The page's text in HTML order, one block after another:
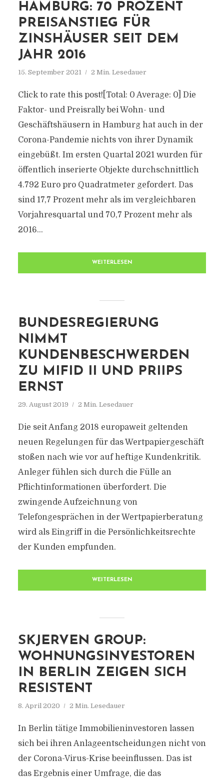
HAMBURG: 70 PROZENT
PREISANSTIEG FÜR
ZINSHÄUSER SEIT DEM
JAHR 2016
15. September 2021 2 Min. Lesedauer
Click to rate this post![Total: 0 Average: 0] Die
Faktor- und Preisrally bei Wohn- und
Geschäftshäusern in Hamburg hat auch in der
Corona-Pandemie nichts von ihrer Dynamik
eingebüßt. Im ersten Quartal 2021 wurden für
öffentlich inserierte Objekte durchschnittlich
4.792 Euro pro Quadratmeter gefordert. Das
sind 17,7 Prozent mehr als im vergleichbaren
Vorjahresquartal und 70,7 Prozent mehr als
2016...
WEITERLESEN
BUNDESREGIERUNG
NIMMT
KUNDENBESCHWERDEN
ZU MIFID II UND PRIIPS
ERNST
29. August 2019 2 Min. Lesedauer
Die seit Anfang 2018 europaweit geltenden
neuen Regelungen für das Wertpapiergeschäft
stoßen nach wie vor auf heftige Kundenkritik.
Anleger fühlen sich durch die Fülle an
Pflichtinformationen überfordert. Die
zwingende Aufzeichnung von
Telefongesprächen in der Wertpapierberatung
wird als Eingriff in die Persönlichkeitsrechte
der Kunden empfunden.
WEITERLESEN
SKJERVEN GROUP:
WOHNUNGSINVESTOREN
IN BERLIN ZEIGEN SICH
RESISTENT
8. April 2020 2 Min. Lesedauer
In Berlin tätige Immobilieninvestoren lassen
sich bei ihren Anlageentscheidungen nicht von
der Corona-Virus-Krise beeinflussen. Das ist
das Ergebnis einer Umfrage, die das